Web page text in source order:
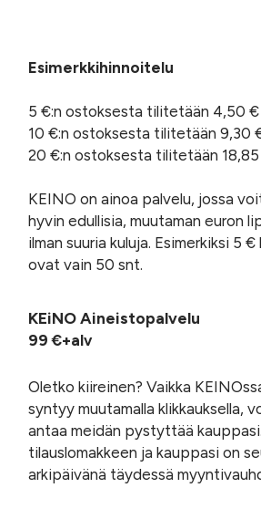
Esimerkkihinnoitelu
5 €:n ostoksesta tilitetään 4,50 €
10 €:n ostoksesta tilitetään 9,30
20 €:n ostoksesta tilitetään
KEINO on ainoa palvelu, jossa
hyvin edullisia, muutaman euron
ilman suuria kuluja. Esimerkiksi 5
ovat vain 50 snt.
KEiNO Aineistopalvelu
99 €+alv
Oletko kiireinen? Vaikka
syntyy muutamalla klikkauksella,
antaa meidän pystyttää
tilauslomakkeen ja kauppasi on
arkipäivänä täydessä